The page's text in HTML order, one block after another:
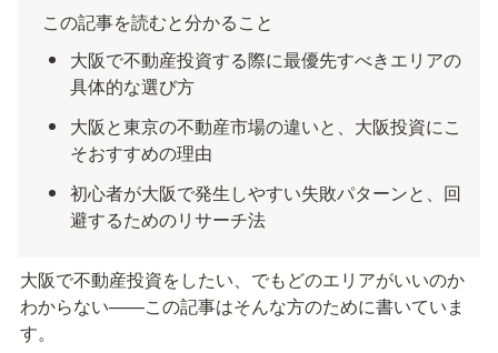
この記事を読むと分かること
大阪で不動産投資する際に最優先すべきエリアの
具体的な選び方
大阪と東京の不動産市場の違いと、大阪投資にこ
そおすすめの理由
初心者が大阪で発生しやすい失敗パターンと、回
避するためのリサーチ法
大阪で不動産投資をしたい、でもどのエリアがいいのか
わからない——この記事はそんな方のために書いていま
す。